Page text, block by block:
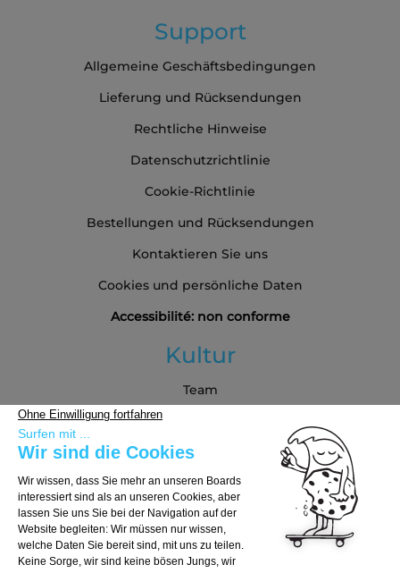
Support
Allgemeine Geschäftsbedingungen
Lieferung und Rücksendungen
Rechtliche Hinweise
Datenschutzrichtlinie
Cookie-Richtlinie
Bestellungen und Rücksendungen
Kontaktieren Sie uns
Cookies und persönliche Daten
Accessibilité: non conforme
Kultur
Team
Partners
Kaufberatung
Board auswählen